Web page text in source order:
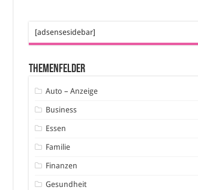
[adsensesidebar]
Themenfelder
Auto – Anzeige
Business
Essen
Familie
Finanzen
Gesundheit